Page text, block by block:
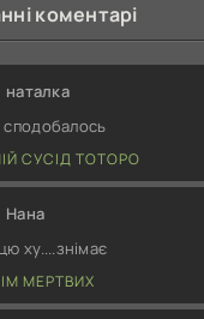
коментарі
наталка
сподобалось
СУСІД ТОТОРО
Нана
ху....знімає
МЕРТВИХ